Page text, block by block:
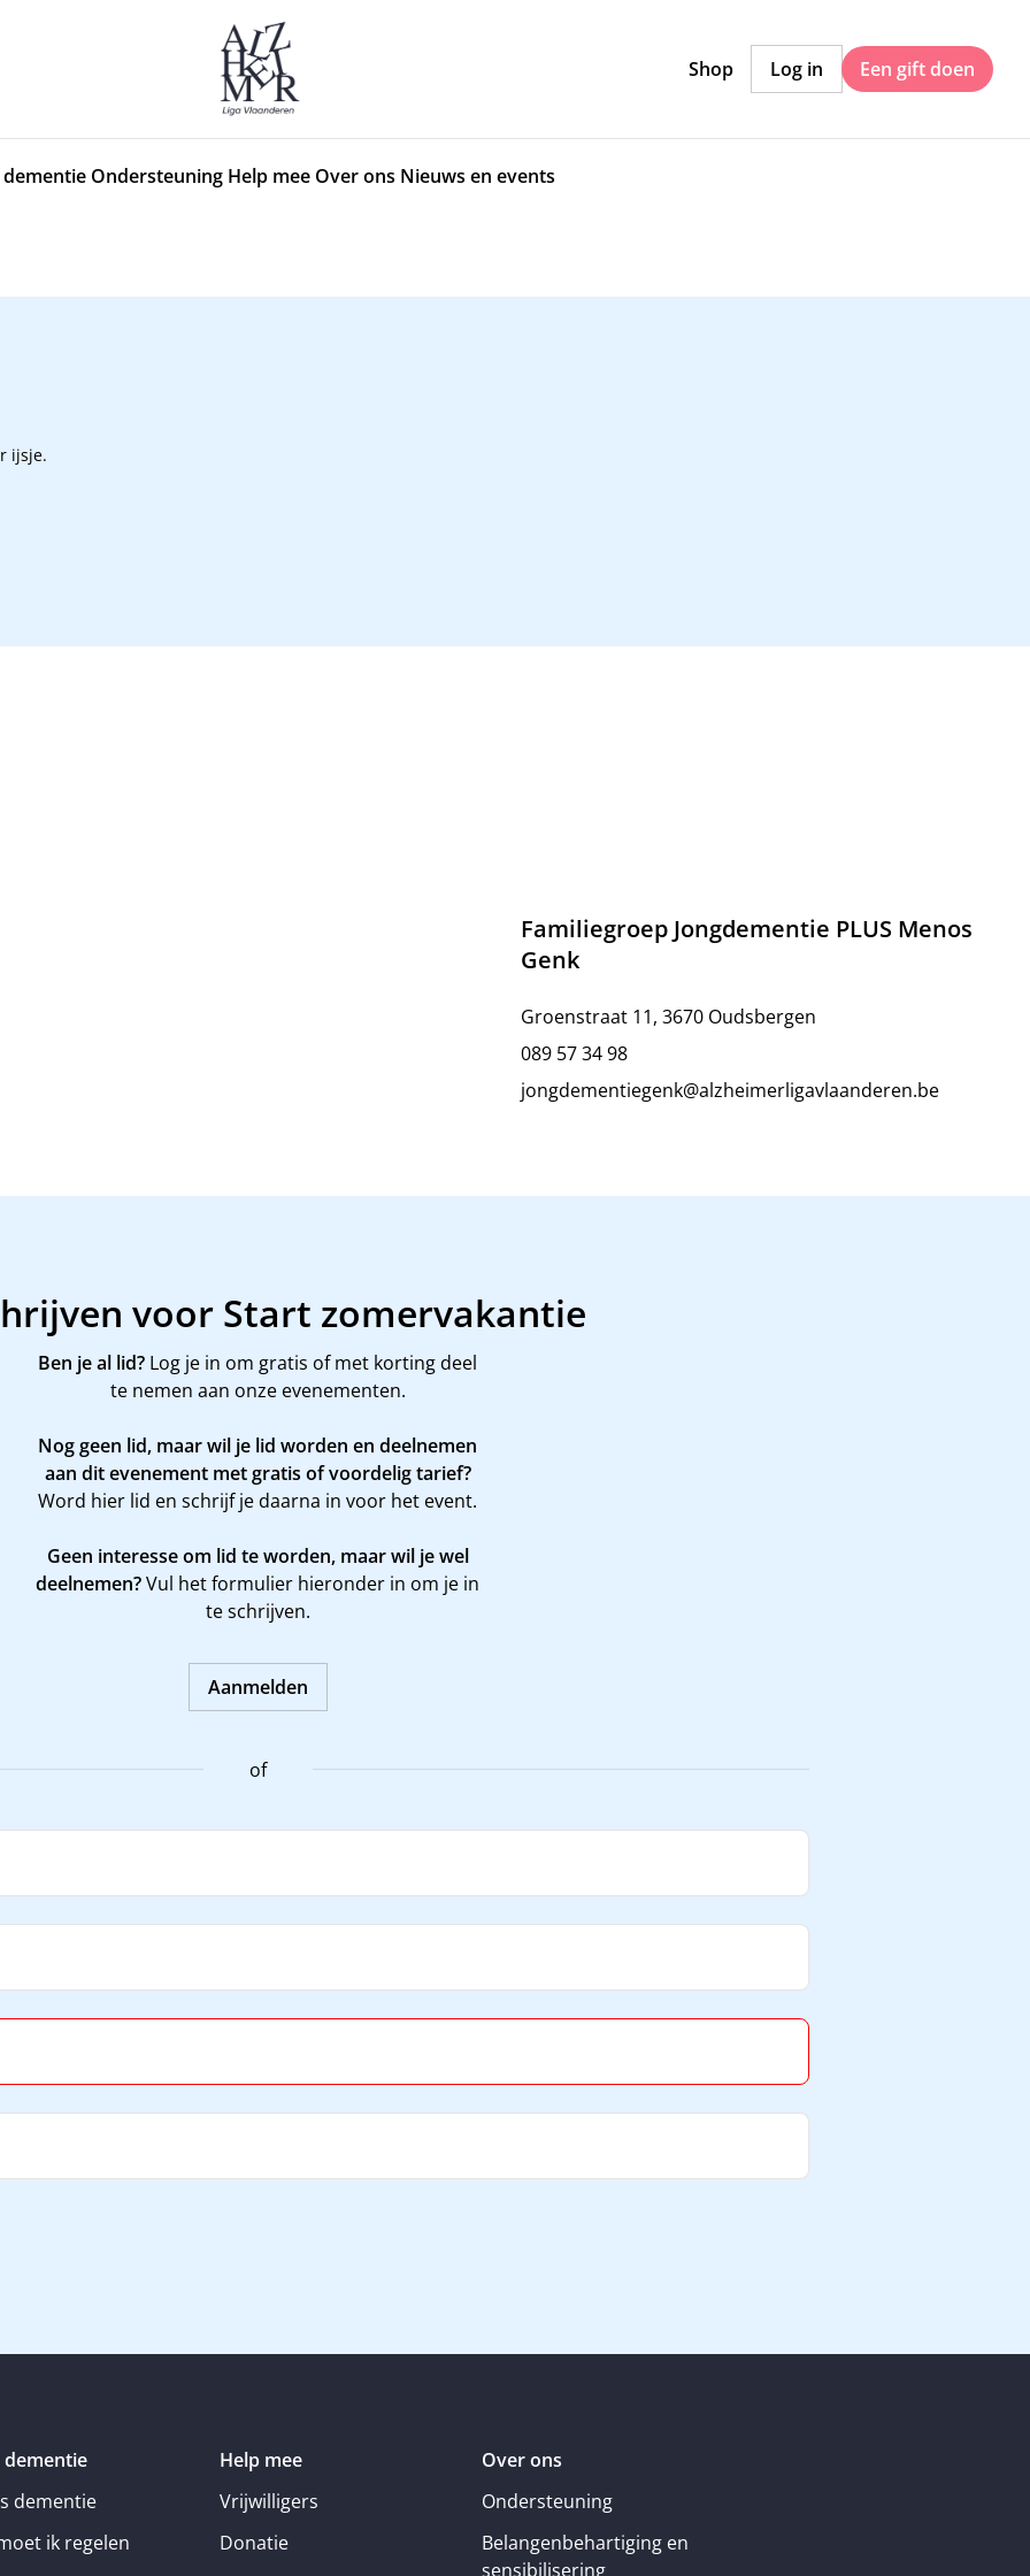
Shop Log in Een gift doen
Ondersteuning Help mee Over ons Nieuws en events
ijsje.
Familiegroep Jongdementie PLUS Menos
Genk
Groenstraat 11, 3670 Oudsbergen
089 57 34 98
jongdementiegenk@alzheimerligavlaanderen.be
voor Start zomervakantie
Ben je al lid? Log je in om gratis of met korting deel
te nemen aan onze evenementen.
Nog geen lid, maar wil je lid worden en deelnemen
aan dit evenement met gratis of voordelig tarief?
Word hier lid en schrijf je daarna in voor het event.
Geen interesse om lid te worden, maar wil je wel
deelnemen?Vul het formulier hieronder in om je in
te schrijven.
Aanmelden
of
dementie
dementie
ik regelen
Help mee
Vrijwilligers
Donatie
Over ons
Ondersteuning
Belangenbehartiging en
sensibilisering